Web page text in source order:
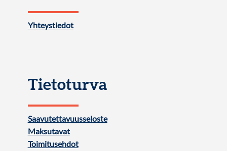
Yhteystiedot
Tietoturva
Saavutettavuusseloste
Maksutavat
Toimitusehdot